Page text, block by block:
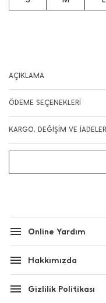
AÇIKLAMA
ÖDEME SEÇENEKLERİ
KARGO, DEĞİŞİM VE İADELER
Online Yardım
Hakkımızda
Gizlilik Politikası